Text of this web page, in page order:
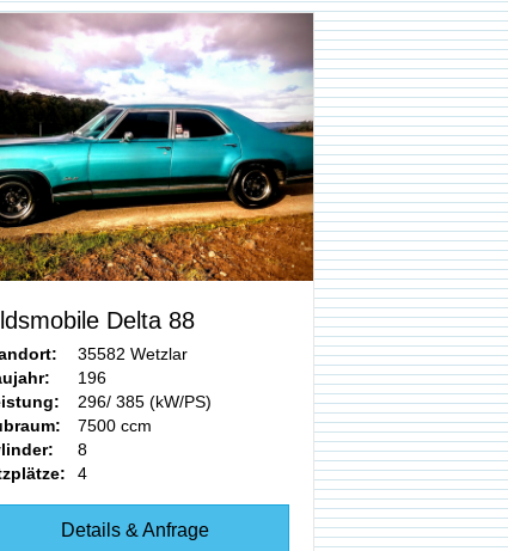
Delta 88
35582 Wetzlar
196
296/ 385 (kW/PS)
7500 ccm
8
4
Details & Anfrage